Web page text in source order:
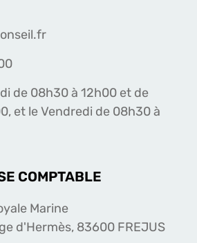
de 08h30 à 12h00 et de
et le Vendredi de 08h30 à
COMPTABLE
Marine
d'Hermès, 83600 FREJUS